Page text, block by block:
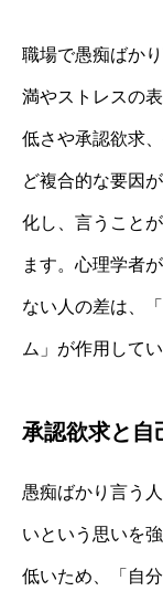
職場で愚痴ばか
満やストレスの
低さや承認欲求
ど複合的な要因
化し、言うこと
ます。心理学者
ない人の差は、
ム」が作用して
承認欲求と自
愚痴ばかり言う
いという思いを
低いため、「自